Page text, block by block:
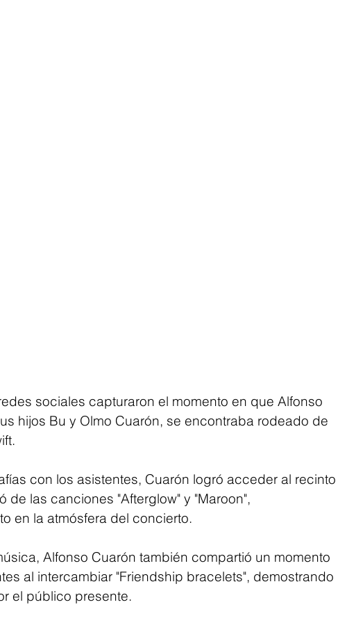
sociales capturaron el momento en que Alfonso
hijos Bu y Olmo Cuarón, se encontraba rodeado de
con los asistentes, Cuarón logró acceder al recinto
de las canciones "Afterglow" y "Maroon",
en la atmósfera del concierto.
Alfonso Cuarón también compartió un momento
al intercambiar "Friendship bracelets", demostrando
el público presente.